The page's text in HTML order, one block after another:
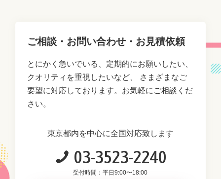
ご相談・お問い合わせ・お見積依頼
とにかく急いでいる、定期的にお願いしたい、
クオリティを重視したいなど、
さまざまなご
要望に対応しております。お気軽にご相談くだ
さい。
東京都内を中心に全国対応致します
03-3523-2240
受付時間：平日9:00〜18:00